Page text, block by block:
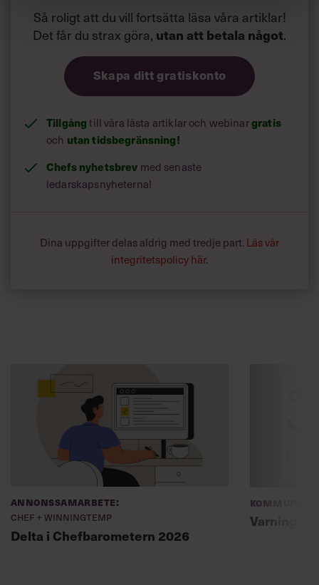
Så roligt att du vill fortsätta läsa våra artiklar!
Det får du strax göra, utan att betala något.
Skapa ditt gratiskonto
Tillgång till våra låsta artiklar och webinargratis
och utan tidsbegränsning!
Chefs nyhetsbrev med senaste
ledarskapsnyheterna!
Dina uppgifter delas aldrig med tredje part. Läs vår
integritetspolicy här.
Annonssamarbete:
Chef + Winningtemp
Delta i Chefbarometern 2026
Varning